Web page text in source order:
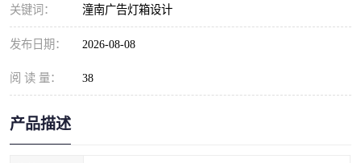
关键词： 潼南广告灯箱设计
发布日期： 2026-08-08
阅 读 量： 38
产品描述